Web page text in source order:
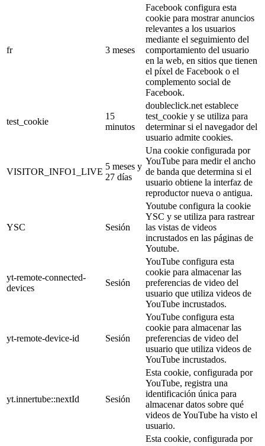
fr 3 meses
Facebook configura esta
cookie para mostrar anuncios
relevantes a los usuarios
mediante el seguimiento del
comportamiento del usuario
en la web, en sitios que tienen
el píxel de Facebook o el
complemento social de
Facebook.
test_cookie
15
minutos
doubleclick.net establece
test_cookie y se utiliza para
determinar si el navegador del
usuario admite cookies.
VISITOR_INFO1_LIVE
5 meses y
27 días
Una cookie configurada por
YouTube para medir el ancho
de banda que determina si el
usuario obtiene la interfaz de
reproductor nueva o antigua.
YSC Sesión
Youtube configura la cookie
YSC y se utiliza para rastrear
las vistas de videos
incrustados en las páginas de
Youtube.
yt-remote-connected-
devices
Sesión
YouTube configura esta
cookie para almacenar las
preferencias de video del
usuario que utiliza videos de
YouTube incrustados.
yt-remote-device-id Sesión
YouTube configura esta
cookie para almacenar las
preferencias de video del
usuario que utiliza videos de
YouTube incrustados.
yt.innertube::nextId Sesión
Esta cookie, configurada por
YouTube, registra una
identificación única para
almacenar datos sobre qué
videos de YouTube ha visto el
usuario.
Esta cookie, configurada por